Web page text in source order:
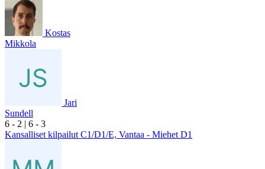
Kostas
Mikkola
Jari
Sundell
6 - 2 | 6 - 3
Kansalliset kilpailut C1/D1/E, Vantaa - Miehet D1